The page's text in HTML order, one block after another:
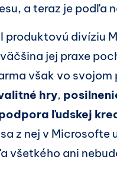
a teraz je podľa
produktovú divíziu
jej praxe
však vo
hry,
ľudskej
z nej v
všetkého ani